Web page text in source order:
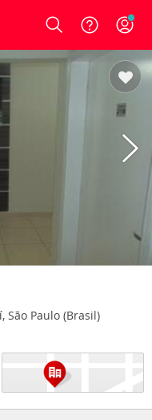
Login
São Paulo (Brasil)